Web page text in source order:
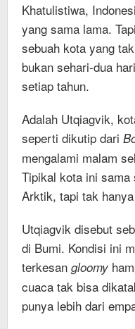
Khatulistiwa,
yang sama lama.
sebuah kota yang
bukan sehari-dua
setiap tahun.
Adalah Utqiagvik,
seperti dikutip dari
mengalami malam
Tipikal kota ini
Arktik, tapi tak
Utqiagvik disebut
di Bumi. Kondisi ini
terkesan gloomy
cuaca tak bisa
punya lebih dari